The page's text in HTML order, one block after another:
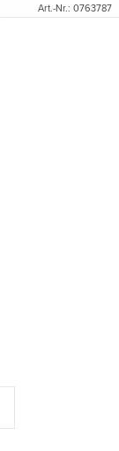
Art.-Nr.: 0763787